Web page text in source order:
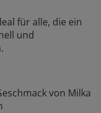
für alle, die ein
und
von Milka